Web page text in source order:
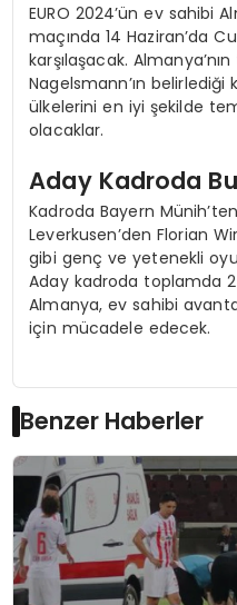
EURO 2024’ün ev sahibi
maçında 14 Haziran’da
karşılaşacak.
Nagelsmann’ın
ülkelerini en iyi şekilde
olacaklar.
Aday Kadroda
Kadroda Bayern
Leverkusen’den Florian
gibi genç ve yetenekli
Aday kadroda toplamda
Almanya, ev sahibi
için mücadele edecek.
Benzer Haberler